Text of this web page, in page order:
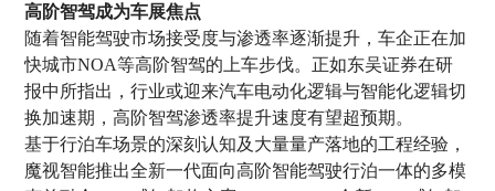
高阶智驾成为车展焦点
随着智能驾驶市场接受度与渗透率逐渐提升，车企正在加
快城市NOA等高阶智驾的上车步伐。正如东吴证券在研
报中所指出，行业或迎来汽车电动化逻辑与智能化逻辑切
换加速期，高阶智驾渗透率提升速度有望超预期。
基于行泊车场景的深刻认知及大量量产落地的工程经验，
魔视智能推出全新一代面向高阶智能驾驶行泊一体的多模